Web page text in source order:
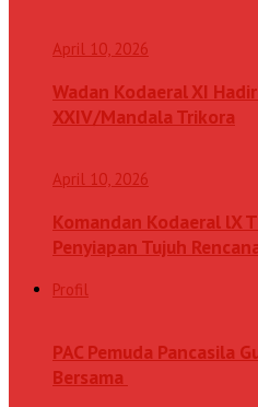
April 10, 2026
Wadan Kodaeral XI
XXIV/Mandala Trikora
April 10, 2026
Komandan Kodaeral lX
Penyiapan Tujuh
Profil
PAC Pemuda Pancasila
Bersama